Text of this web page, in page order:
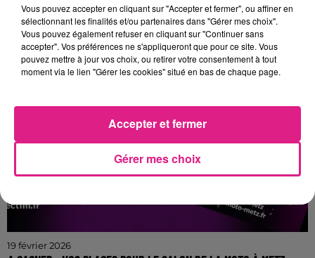
Le mardi 17 mars au Galaxie d'Amnéville.
19 février 2026
Vous pouvez accepter en cliquant sur "Accepter et fermer", ou affiner en
sélectionnant les finalités et/ou partenaires dans "Gérer mes choix".
Vous pouvez également refuser en cliquant sur "Continuer sans
accepter". Vos préférences ne s'appliqueront que pour ce site. Vous
pouvez mettre à jour vos choix, ou retirer votre consentement à tout
moment via le lien "Gérer les cookies" situé en bas de chaque page.
Gérer mes choix
Accepter et fermer